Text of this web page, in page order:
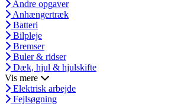
Andre opgaver
Anhængertræk
Batteri
Bilpleje
Bremser
Buler & ridser
Dæk, hjul & hjulskifte
Vis mere
Elektrisk arbejde
Fejlsøgning